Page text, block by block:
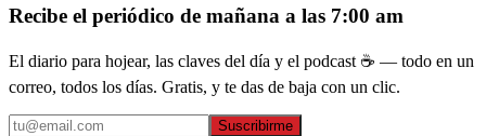
Recibe el periódico de mañana a las 7:00 am
El diario para hojear, las claves del día y el podcast ☕ — todo en un
correo, todos los días. Gratis, y te das de baja con un clic.
Suscribirme